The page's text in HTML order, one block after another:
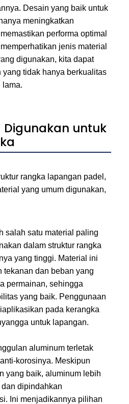
Desain yang baik untuk
meningkatkan
performa optimal
jenis material
digunakan, kita dapat
tidak hanya berkualitas
lama.
untuk
rangka lapangan padel,
yang umum digunakan,
salah satu material paling
dalam struktur rangka
yang tinggi. Material ini
tekanan dan beban yang
permainan, sehingga
yang baik. Penggunaan
pada kerangka
untuk lapangan.
aluminum terletak
korosinya. Meskipun
yang baik, aluminum lebih
dipindahkan
Ini menjadikannya pilihan